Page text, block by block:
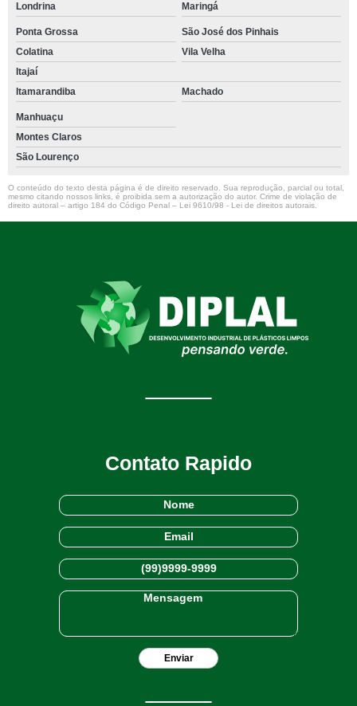
Londrina Maringá
Ponta Grossa
São José dos Pinhais
Colatina
Vila Velha
Itajaí
Itamarandiba
Machado
Manhuaçu
Montes Claros
São Lourenço
O conteúdo do texto desta página é de direito reservado. Sua reprodução, parcial ou total,
mesmo citando nossos links, é proibida sem a autorização do autor. Crime de violação de
direito autoral – artigo 184 do Código Penal – Lei 9610/98 - Lei de direitos autorais
Contato Rapido